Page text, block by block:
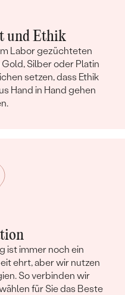
und Ethik
Labor gezüchteten
Silber oder Platin
setzen, dass Ethik
Hand in Hand gehen
ist immer noch ein
ehrt, aber wir nutzen
So verbinden wir
für Sie das Beste